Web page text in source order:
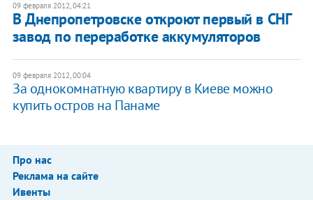
09 февраля 2012, 04:21
В Днепропетровске откроют первый в СНГ
завод по переработке аккумуляторов
09 февраля 2012, 00:04
За однокомнатную квартиру в Киеве можно
купить остров на Панаме
Про нас
Реклама на сайте
Ивенты